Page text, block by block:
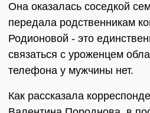
Она оказалась соседкой
передала родственникам
Родионовой - это
связаться с уроженцем
телефона у мужчины нет.
Как рассказала